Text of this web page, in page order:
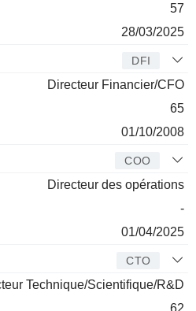
57
28/03/2025
DFI
Directeur Financier/CFO
65
01/10/2008
COO
Directeur des opérations
-
01/04/2025
CTO
Technique/Scientifique/R&D
62